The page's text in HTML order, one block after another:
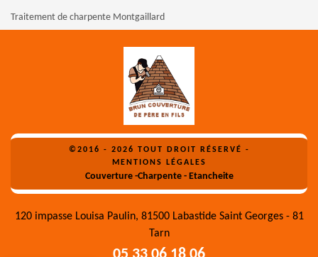
Traitement de charpente Montgaillard
©2016 - 2026 TOUT DROIT RÉSERVÉ -
MENTIONS LÉGALES
Couverture -Charpente - Etancheite
120 impasse Louisa Paulin, 81500 Labastide Saint Georges - 81
Tarn